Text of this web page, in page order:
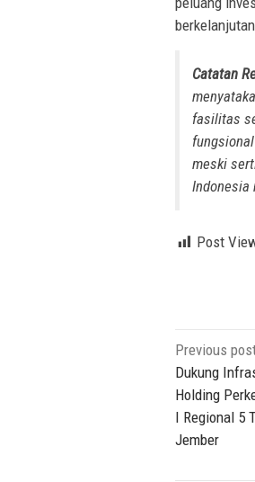
Catatan
fasilitas
meski
Indonesia
Post
Post
Previous
Dukung
Holding
I Regional 5
Jember